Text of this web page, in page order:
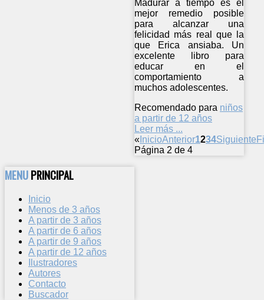
Madurar a tiempo es el
mejor remedio posible
para alcanzar una
felicidad más real que la
que Erica ansiaba. Un
excelente libro para
educar en el
comportamiento a
muchos adolescentes.
Recomendado para niños
a partir de 12 años
Leer más ...
« InicioAnterior1234Siguiente
Página 2 de 4
MENUPRINCIPAL
Inicio
Menos de 3 años
A partir de 3 años
A partir de 6 años
A partir de 9 años
A partir de 12 años
Ilustradores
Autores
Contacto
Buscador